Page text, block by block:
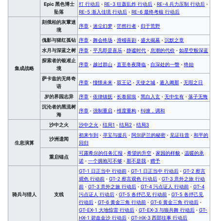
Epic 黑色博士
坠落
打 行动后 · RE-3 狂轰乱炸 行动后 · RE-4 兵力压制 行动后 ·
RE-5 渐入佳境 行动后 · RE-6 最终考核 行动后
集成战略
刻俄柏的灰蕈迷
境
序章 · 迷尘幻梦 · 茫然行者 · 归于荒野
傀影与猩红孤钻 序章 · 舞会终场 · 滑稽喜剧 · 盛大揭幕 · 沉默之章
水月与深蓝之树 序章 · 平凡即是喜乐 · 静谧时代 · 息潮的代价 · 如星空般深蓝
探索者的银凇止
境
序章 · 越过群山 · 直至冬夜降临 · 自深处的一瞥 · 终始
萨卡兹的无终奇
语
序章 · 憧憬未来 · 双王记 · 天使之城 · 遁入阇那 · 无瑕之日
岁的界园志异 序章 · 依律镇抚 · 长卷留痕 · 黑白入玄 · 无中生有 · 落子无悔
沉沦者的黑流树
海
序章 · 强制重启 · 维度重构 · 纠缠，调和
生息演算
沙中之火 沙中之火 · 结局1 · 结局2 · 结局3
沙洲遗闻
初来乍到 · 寻宝与援兵 · 阿尔萨兰的秘密 · 见证往昔 · 和平的
回归
重启锚点
可露希尔的任务汇报 · 希望的升空 · 家园的样貌 · 温暖的承
诺 · 一个拥抱可不够 · 那不是我 · 赠予
骑兵与猎人 支线
GT-1 日正当中 行动前 · GT-1 日正当中 行动后 · GT-2 察言
观色 行动前 · GT-2 察言观色 行动后 · GT-3 意外之旅 行动
前 · GT-3 意外之旅 行动后 · GT-4 污点证人 行动前 · GT-4
污点证人 行动后 · GT-5 各抒己见 行动前 · GT-5 各抒己见
行动后 · GT-6 黄金三角 行动前 · GT-6 黄金三角 行动后 ·
GT-EX-1 大地惊雷 行动后 · GT-EX-3 与狼共舞 行动后 · GT-
HX-1 碧血金沙 行动后 · GT-HX-3 西部往事 行动后